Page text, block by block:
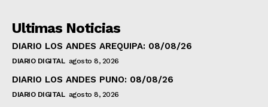
Ultimas Noticias
DIARIO LOS ANDES AREQUIPA: 08/08/26
DIARIO DIGITAL agosto 8, 2026
DIARIO LOS ANDES PUNO: 08/08/26
DIARIO DIGITAL agosto 8, 2026